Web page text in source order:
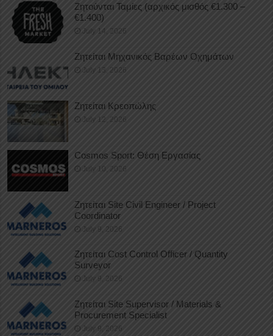
Ζητούνται Ταμίες (αρχικός μισθός €1.300 –
€1.400)
July 14, 2026
Ζητείται Μηχανικός Βαρέων Οχημάτων
July 13, 2026
Ζητείται Κρεοπώλης
July 12, 2026
Cosmos Sport: Θέση Εργασίας
July 10, 2026
Ζητείται Site Civil Engineer / Project
Coordinator
July 9, 2026
Ζητείται Cost Control Officer / Quantity
Surveyor
July 9, 2026
Ζητείται Site Supervisor / Materials &
Procurement Specialist
July 9, 2026